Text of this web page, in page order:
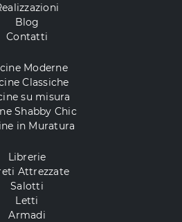
Blog
Contatti
Moderne
Classiche
su misura
Shabby Chic
in Muratura
Librerie
Attrezzate
Salotti
Letti
Armadi